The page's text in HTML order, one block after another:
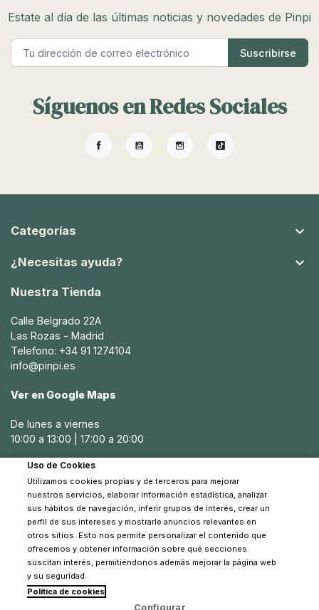
Estate al día de las últimas noticias y novedades de Pinpi
Síguenos en Redes Sociales
FacebookYouTubeInstagramTikTok
Categorías 
¿Necesitas ayuda? 
Nuestra Tienda
Calle Belgrado 22A
Las Rozas - Madrid
Telefono: +34 91 1274104
info@pinpi.es
Ver en Google Maps
De lunes a viernes
10:00 a 13:00 | 17:00 a 20:00
Sábados
10:30 a 14:00
© 2026 Pinpi - Todos los derechos reservados
Uso de Cookies
Utilizamos cookies propias y de terceros para mejorar
nuestros servicios, elaborar información estadística, analizar
sus hábitos de navegación, inferir grupos de interés, crear un
perfil de sus intereses y mostrarle anuncios relevantes en
otros sitios. Esto nos permite personalizar el contenido que
ofrecemos y obtener información sobre qué secciones
suscitan interés, permitiéndonos además mejorar la página web
y su seguridad.
Política de cookies
Configurar